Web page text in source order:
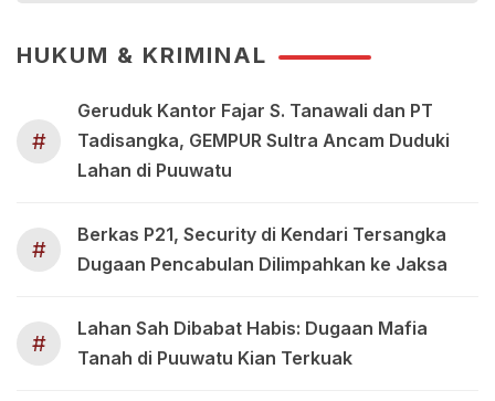
HUKUM & KRIMINAL
#
Geruduk Kantor Fajar S. Tanawali dan PT
Tadisangka, GEMPUR Sultra Ancam Duduki
Lahan di Puuwatu
#
Berkas P21, Security di Kendari Tersangka
Dugaan Pencabulan Dilimpahkan ke Jaksa
#
Lahan Sah Dibabat Habis: Dugaan Mafia
Tanah di Puuwatu Kian Terkuak